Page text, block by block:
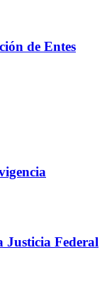
de Entes
Justicia Federal